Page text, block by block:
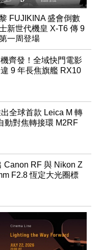
FUJIKINA 盛會倒數
新世代機皇 X-T6 傳 9
一周登場
齊發！全域快門電影
9 年長焦旗艦 RX10
全球首款 Leica M 轉
動對焦轉接環 M2RF
Canon RF 與 Nikon Z
F2.8 恆定大光圈標